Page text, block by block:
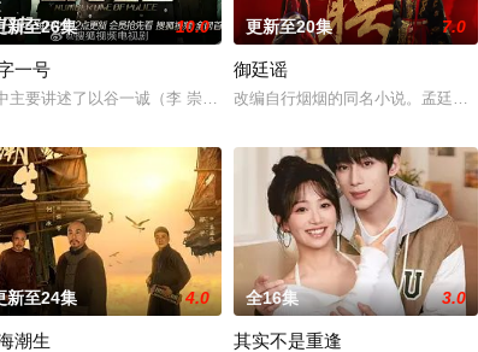
孩庞倩（苏晓彤 饰）与童年时因一场意外落下身体残缺的少年顾
新至26集 10.0
一号
主要讲述了以谷一诚（李 崇霄饰演）为代表的冀北市公安刑警用
更新至20集 7.0
御廷谣
改编自行烟烟的同名小说。孟廷辉
新至24集 4.0
潮生
全16集 3.0
其实不是重逢